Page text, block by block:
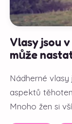
Vlasy jsou
může
Nádherné
aspektů
Mnoho žen si